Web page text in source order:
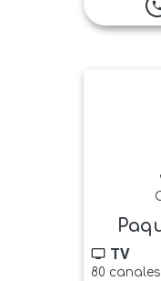
tv TV
80 canales